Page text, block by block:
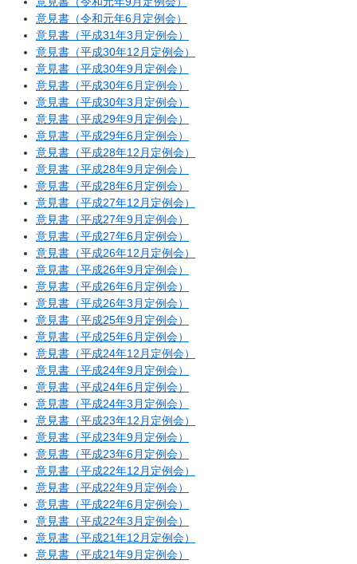
意見書（令和元年6月定例会）
意見書（平成31年3月定例会）
意見書（平成30年12月定例会）
意見書（平成30年9月定例会）
意見書（平成30年6月定例会）
意見書（平成30年3月定例会）
意見書（平成29年9月定例会）
意見書（平成29年6月定例会）
意見書（平成28年12月定例会）
意見書（平成28年9月定例会）
意見書（平成28年6月定例会）
意見書（平成27年12月定例会）
意見書（平成27年9月定例会）
意見書（平成27年6月定例会）
意見書（平成26年12月定例会）
意見書（平成26年9月定例会）
意見書（平成26年6月定例会）
意見書（平成26年3月定例会）
意見書（平成25年9月定例会）
意見書（平成25年6月定例会）
意見書（平成24年12月定例会）
意見書（平成24年9月定例会）
意見書（平成24年6月定例会）
意見書（平成24年3月定例会）
意見書（平成23年12月定例会）
意見書（平成23年9月定例会）
意見書（平成23年6月定例会）
意見書（平成22年12月定例会）
意見書（平成22年9月定例会）
意見書（平成22年6月定例会）
意見書（平成22年3月定例会）
意見書（平成21年12月定例会）
意見書（平成21年9月定例会）